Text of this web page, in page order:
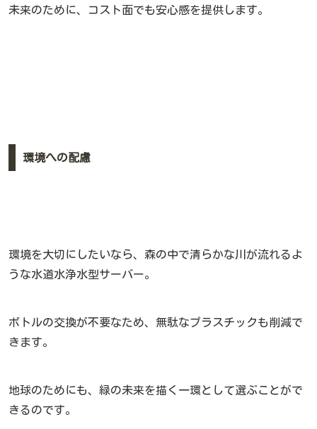
未来のために、コスト面でも安心感を提供します。
環境への配慮
環境を大切にしたいなら、森の中で清らかな川が流れるよ
うな水道水浄水型サーバー。
ボトルの交換が不要なため、無駄なプラスチックも削減で
きます。
地球のためにも、緑の未来を描く一環として選ぶことがで
きるのです。